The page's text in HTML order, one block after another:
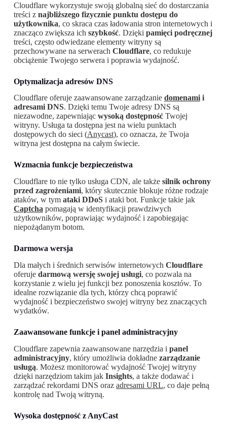
Cloudflare wykorzystuje swoją globalną sieć do dostarczania
treści z najbliższego fizycznie punktu dostępu do
użytkownika, co skraca czas ładowania stron internetowych i
znacząco zwiększa ich szybkość. Dzięki pamięci podręcznej
treści, często odwiedzane elementy witryny są
przechowywane na serwerach Cloudflare, co redukuje
obciążenie Twojego serwera i poprawia wydajność.
Optymalizacja adresów DNS
Cloudflare oferuje zaawansowane zarządzanie domenamii
adresami DNS. Dzięki temu Twoje adresy DNS są
niezawodne, zapewniając wysoką dostępnośćTwojej
witryny. Usługa ta dostępna jest na wielu punktach
dostępowych do sieci (Anycast), co oznacza, że Twoja
witryna jest dostępna na całym świecie.
Wzmacnia funkcje bezpieczeństwa
Cloudflare to nie tylko usługa CDN, ale także silnik ochrony
przed zagrożeniami, który skutecznie blokuje różne rodzaje
ataków, w tym ataki DDoSi ataki bot. Funkcje takie jak
Captcha pomagają w identyfikacji prawdziwych
użytkowników, poprawiając wydajność i zapobiegając
niepożądanym botom.
Darmowa wersja
Dla małych i średnich serwisów internetowych Cloudflare
oferuje darmową wersję swojej usługi, co pozwala na
korzystanie z wielu jej funkcji bez ponoszenia kosztów. To
idealne rozwiązanie dla tych, którzy chcą poprawić
wydajność i bezpieczeństwo swojej witryny bez znaczących
wydatków.
Zaawansowane funkcje i panel administracyjny
Cloudflare zapewnia zaawansowane narzędzia i panel
administracyjny, który umożliwia dokładne zarządzanie
usługą. Możesz monitorować wydajność Twojej witryny
dzięki narzędziom takim jak Insights, a także dodawać i
zarządzać rekordami DNS oraz adresami URL, co daje pełną
kontrolę nad Twoją witryną.
Wysoka dostępność z AnyCast